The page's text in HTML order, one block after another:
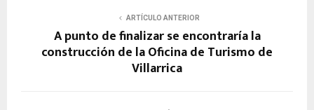
ARTÍCULO ANTERIOR
A punto de finalizar se encontraría la
construcción de la Oficina de Turismo de
Villarrica